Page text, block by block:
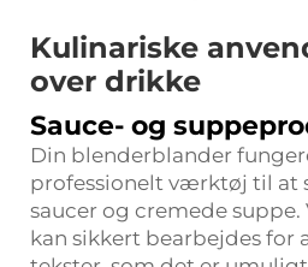
Kulinariske
over drikke
Sauce- og
Din blenderblander
professionelt værktøj til at
saucer og cremede
kan sikkert bearbejdes for